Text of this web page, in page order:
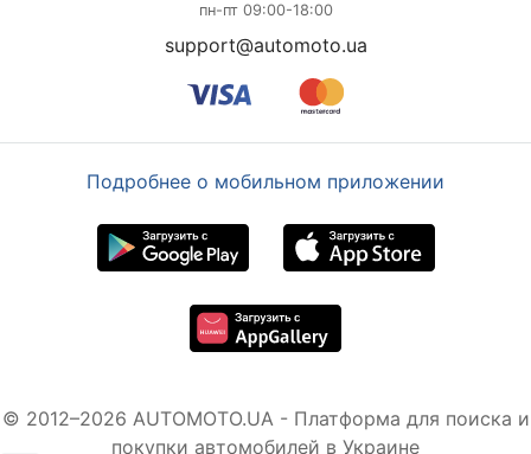
пн-пт 09:00-18:00
support@automoto.ua
Подробнее о мобильном приложении
© 2012–2026 AUTOMOTO.UA - Платформа для поиска и
покупки автомобилей в Украине